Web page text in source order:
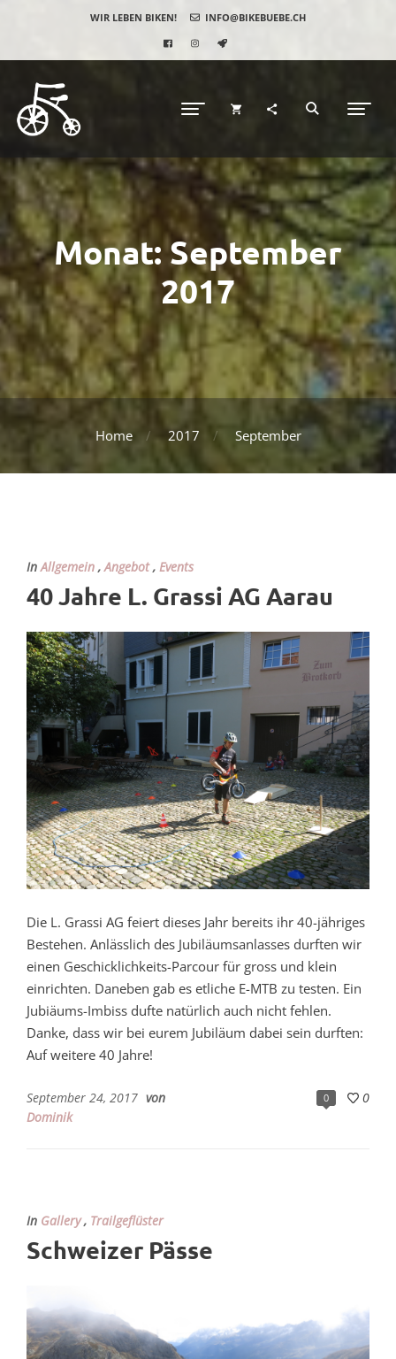
WIR LEBEN BIKEN! INFO@BIKEBUEBE.CH
Monat:September
2017
Home 2017 September
InAllgemein ,Angebot, Events
40 Jahre L. Grassi AG Aarau
Die L. Grassi AG feiert dieses Jahr bereits ihr 40-jähriges
Bestehen. Anlässlich des Jubiläumsanlasses durften wir
einen Geschicklichkeits-Parcour für gross und klein
einrichten. Daneben gab es etliche E-MTB zu testen. Ein
Jubiäums-Imbiss dufte natürlich auch nicht fehlen.
Danke, dass wir bei eurem Jubiläum dabei sein durften:
Auf weitere 40 Jahre!
0 0
September 24, 2017 von
Dominik
In Gallery, Trailgeflüster
Schweizer Pässe